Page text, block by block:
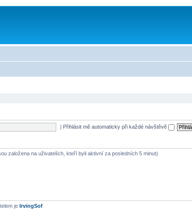
| Přihlásit mě automaticky při každé návštěvě
založena na uživatelích, kteří byli aktivní za posledních 5 minut)
je IrvingSof